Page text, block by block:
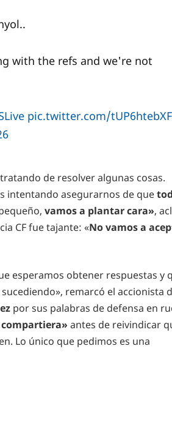
with the refs and we're not
pic.twitter.com/tUP6htebXF
de resolver algunas cosas.
intentando asegurarnos de que
vamos a plantar cara»,
CF fue tajante: «No vamos a
esperamos obtener respuestas y
remarcó el accionista
por sus palabras de defensa en
compartiera» antes de reivindicar
Lo único que pedimos es una